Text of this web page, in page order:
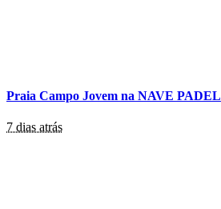
Praia Campo Jovem na NAVE PADEL
7 dias atrás